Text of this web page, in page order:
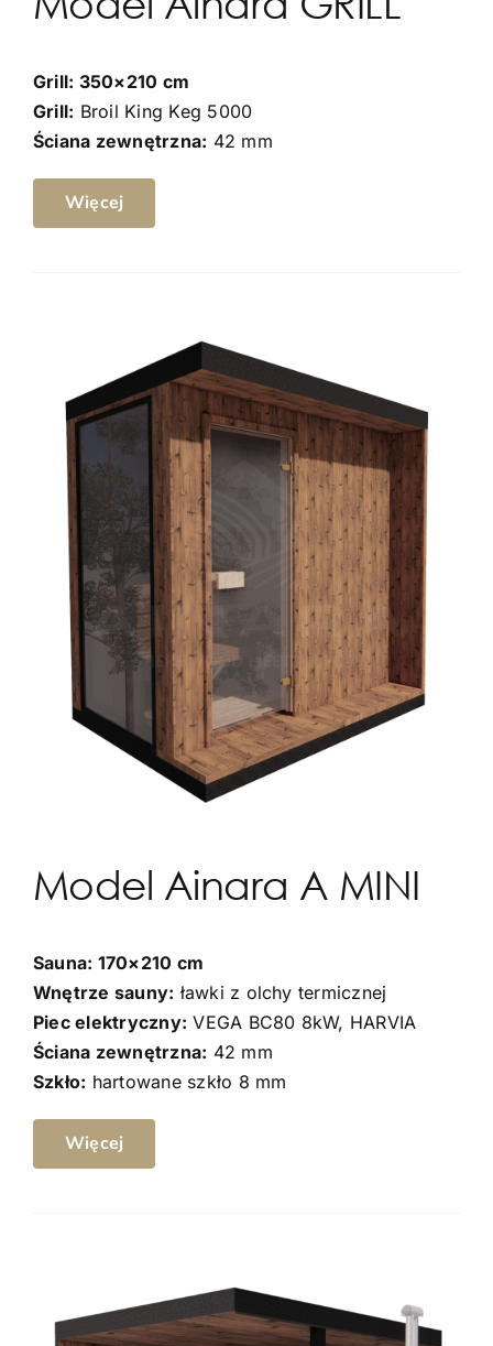
Grill: 350×210 cm
Grill: Broil King Keg 5000
Ściana zewnętrzna: 42 mm
Więcej
Model Ainara A MINI
Sauna: 170×210 cm
Wnętrze sauny: ławki z olchy termicznej
Piec elektryczny: VEGA BC80 8kW, HARVIA
Ściana zewnętrzna: 42 mm
Szkło: hartowane szkło 8 mm
Więcej